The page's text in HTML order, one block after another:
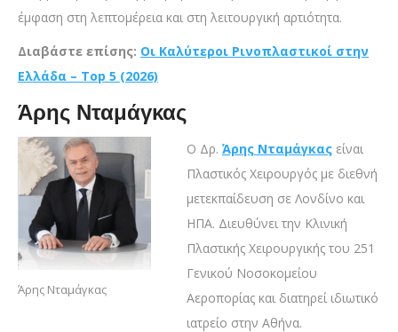
έμφαση στη λεπτομέρεια και στη λειτουργική αρτιότητα.
Διαβάστε επίσης: Οι Καλύτεροι Ρινοπλαστικοί στην
Ελλάδα – Top 5 (2026)
Άρης Νταμάγκας
Άρης Νταμάγκας
Ο Δρ. Άρης Νταμάγκας είναι
Πλαστικός Χειρουργός με διεθνή
μετεκπαίδευση σε Λονδίνο και
ΗΠΑ. Διευθύνει την Κλινική
Πλαστικής Χειρουργικής του 251
Γενικού Νοσοκομείου
Αεροπορίας και διατηρεί ιδιωτικό
ιατρείο στην Αθήνα.